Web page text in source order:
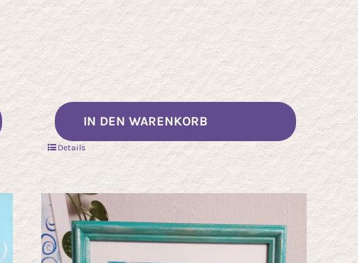
Dieses
Produkt
weist
Varianten
auf.
Die
IN DEN WARENKORB
Details